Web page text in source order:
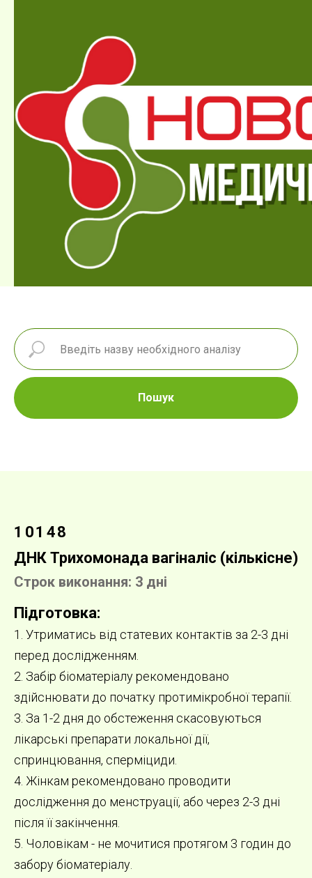
Пошук
10148
ДНК Трихомонада вагіналіс (кількісне)
Строк виконання: 3 дні
Підготовка:
1. Утриматись від статевих контактів за 2-3 дні
перед дослідженням.
2. Забір біоматеріалу рекомендовано
здійснювати до початку протимікробної терапії.
3. За 1-2 дня до обстеження скасовуються
лікарські препарати локальної дії,
спринцювання, сперміциди.
4. Жінкам рекомендовано проводити
дослідження до менструації, або через 2-3 дні
після її закінчення.
5. Чоловікам - не мочитися протягом 3 годин до
забору біоматеріалу.